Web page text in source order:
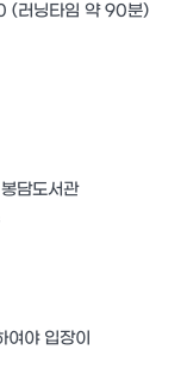
러닝타임 약 90분)
담도서관
야 입장이